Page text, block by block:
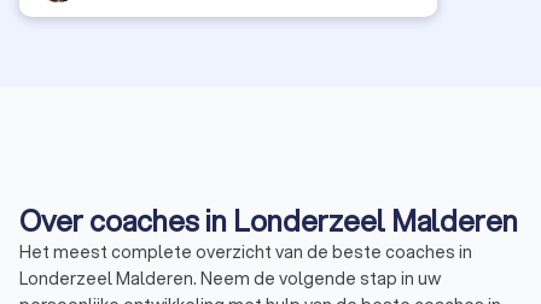
Over coaches in Londerzeel Malderen
Het meest complete overzicht van de beste coaches in
Londerzeel Malderen. Neem de volgende stap in uw